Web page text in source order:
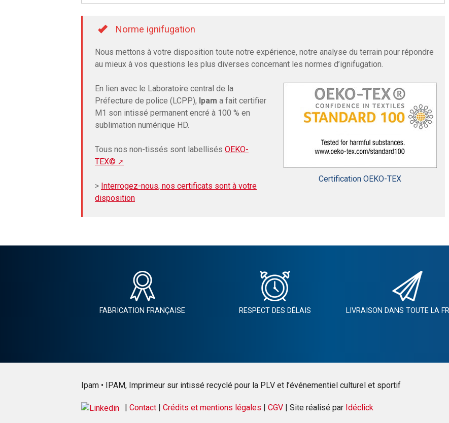
Norme ignifugation
Nous mettons à votre disposition toute notre expérience, notre analyse du terrain pour répondre
au mieux à vos questions les plus diverses concernant les normes d’ignifugation.
Certification OEKO-TEX
En lien avec le Laboratoire central de la
Préfecture de police (LCPP), Ipam a fait certifier
M1 son intissé permanent encré à 100 % en
sublimation numérique HD.
Tous nos non-tissés sont labellisés OEKO-
TEX©
> Interrogez-nous, nos certificats sont à votre
disposition
FABRICATION FRANÇAISE RESPECT DES DÉLAIS LIVRAISON DANS TOUTE LA
Ipam • IPAM, Imprimeur sur intissé recyclé pour la PLV et l’événementiel culturel et sportif
Contact Crédits et mentions légales CGV | Site réalisé par Idéclick